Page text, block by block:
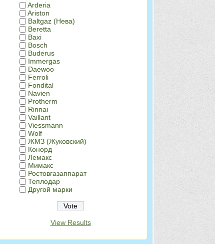
Arderia
Ariston
Baltgaz (Нева)
Beretta
Baxi
Bosch
Buderus
Immergas
Daewoo
Ferroli
Fondital
Navien
Protherm
Rinnai
Vaillant
Viessmann
Wolf
ЖМЗ (Жуковский)
Конорд
Лемакс
Мимакс
Ростовгазаппарат
Теплодар
Другой марки
View Results